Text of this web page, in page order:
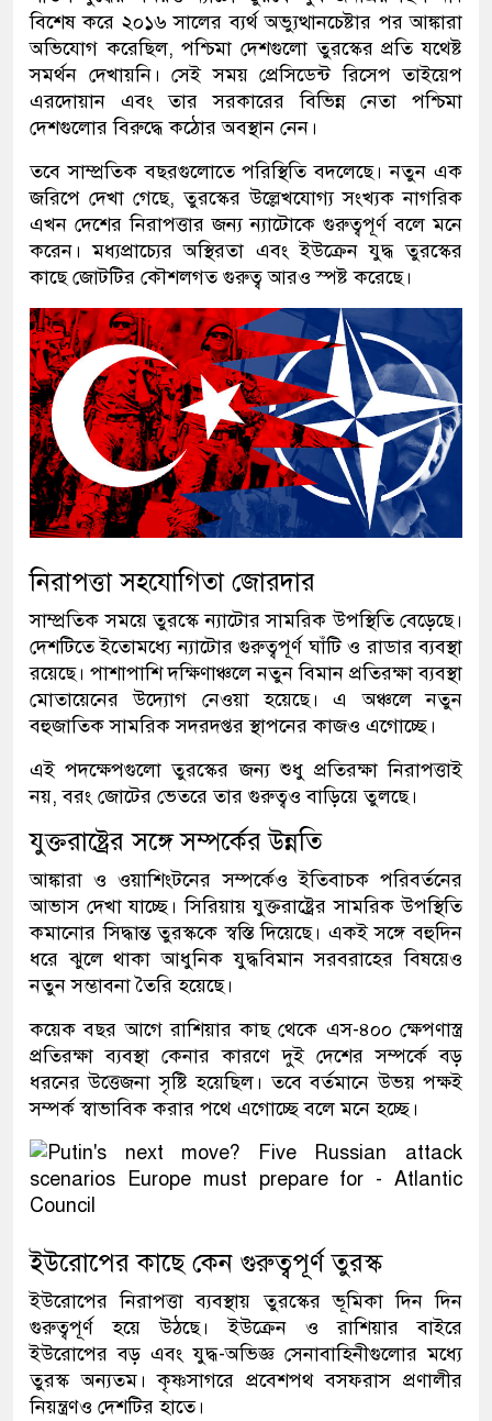
বিশেষ করে ২০১৬ সালের ব্যর্থ অভ্যুত্থানচেষ্টার পর আঙ্কারা
অভিযোগ করেছিল, পশ্চিমা দেশগুলো তুরস্কের প্রতি যথেষ্ট
সমর্থন দেখায়নি। সেই সময় প্রেসিডেন্ট রিসেপ তাইয়েপ
এরদোয়ান এবং তার সরকারের বিভিন্ন নেতা পশ্চিমা
দেশগুলোর বিরুদ্ধে কঠোর অবস্থান নেন।
তবে সাম্প্রতিক বছরগুলোতে পরিস্থিতি বদলেছে। নতুন এক
জরিপে দেখা গেছে, তুরস্কের উল্লেখযোগ্য সংখ্যক নাগরিক
এখন দেশের নিরাপত্তার জন্য ন্যাটোকে গুরুত্বপূর্ণ বলে মনে
করেন। মধ্যপ্রাচ্যের অস্থিরতা এবং ইউক্রেন যুদ্ধ তুরস্কের
কাছে জোটটির কৌশলগত গুরুত্ব আরও স্পষ্ট করেছে।
নিরাপত্তা সহযোগিতা জোরদার
সাম্প্রতিক সময়ে তুরস্কে ন্যাটোর সামরিক উপস্থিতি বেড়েছে।
দেশটিতে ইতোমধ্যে ন্যাটোর গুরুত্বপূর্ণ ঘাঁটি ও রাডার ব্যবস্থা
রয়েছে। পাশাপাশি দক্ষিণাঞ্চলে নতুন বিমান প্রতিরক্ষা ব্যবস্থা
মোতায়েনের উদ্যোগ নেওয়া হয়েছে। এ অঞ্চলে নতুন
বহুজাতিক সামরিক সদরদপ্তর স্থাপনের কাজও এগোচ্ছে।
এই পদক্ষেপগুলো তুরস্কের জন্য শুধু প্রতিরক্ষা নিরাপত্তাই
নয়, বরং জোটের ভেতরে তার গুরুত্বও বাড়িয়ে তুলছে।
যুক্তরাষ্ট্রের সঙ্গে সম্পর্কের উন্নতি
আঙ্কারা ও ওয়াশিংটনের সম্পর্কেও ইতিবাচক পরিবর্তনের
আভাস দেখা যাচ্ছে। সিরিয়ায় যুক্তরাষ্ট্রের সামরিক উপস্থিতি
কমানোর সিদ্ধান্ত তুরস্ককে স্বস্তি দিয়েছে। একই সঙ্গে বহুদিন
ধরে ঝুলে থাকা আধুনিক যুদ্ধবিমান সরবরাহের বিষয়েও
নতুন সম্ভাবনা তৈরি হয়েছে।
কয়েক বছর আগে রাশিয়ার কাছ থেকে এস-৪০০ ক্ষেপণাস্ত্র
প্রতিরক্ষা ব্যবস্থা কেনার কারণে দুই দেশের সম্পর্কে বড়
ধরনের উত্তেজনা সৃষ্টি হয়েছিল। তবে বর্তমানে উভয় পক্ষই
সম্পর্ক স্বাভাবিক করার পথে এগোচ্ছে বলে মনে হচ্ছে।
ইউরোপের কাছে কেন গুরুত্বপূর্ণ তুরস্ক
ইউরোপের নিরাপত্তা ব্যবস্থায় তুরস্কের ভূমিকা দিন দিন
গুরুত্বপূর্ণ হয়ে উঠছে। ইউক্রেন ও রাশিয়ার বাইরে
ইউরোপের বড় এবং যুদ্ধ-অভিজ্ঞ সেনাবাহিনীগুলোর মধ্যে
তুরস্ক অন্যতম। কৃষ্ণসাগরে প্রবেশপথ বসফরাস প্রণালীর
নিয়ন্ত্রণও দেশটির হাতে।